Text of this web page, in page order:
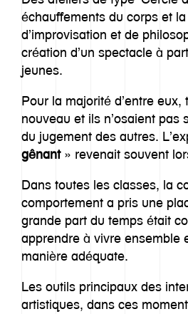
échauffements du corps et
d’improvisation et de
création d’un spectacle à
jeunes.
Pour la majorité d’entre eux,
nouveau et ils n’osaient pas
du jugement des autres.
gênant» revenait souvent
Dans toutes les classes, la
comportement a pris une
grande part du temps était
apprendre à vivre ensemble
manière adéquate.
Les outils principaux des
artistiques, dans ces